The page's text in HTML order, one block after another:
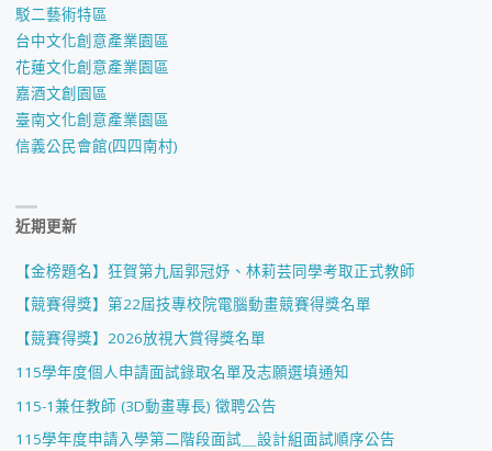
駁二藝術特區
台中文化創意產業園區
花蓮文化創意產業園區
嘉酒文創園區
臺南文化創意產業園區
信義公民會館(四四南村)
近期更新
【金榜題名】狂賀第九屆郭冠妤、林莉芸同學考取正式教師
【競賽得獎】第22屆技專校院電腦動畫競賽得獎名單
【競賽得獎】2026放視大賞得獎名單
115學年度個人申請面試錄取名單及志願選填通知
115-1兼任教師 (3D動畫專長) 徵聘公告
115學年度申請入學第二階段面試＿設計組面試順序公告